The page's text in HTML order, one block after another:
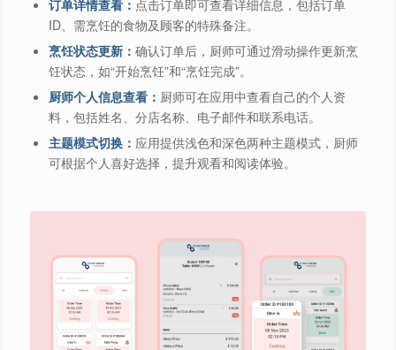
订单详情查看： 点击订单即可查看详细信息，包括订单
ID、需烹饪的食物及顾客的特殊备注。
烹饪状态更新： 确认订单后，厨师可通过滑动操作更新烹
饪状态，如“开始烹饪”和“烹饪完成”。
厨师个人信息查看： 厨师可在应用中查看自己的个人资
料，包括姓名、分店名称、电子邮件和联系电话。
主题模式切换： 应用提供浅色和深色两种主题模式，厨师
可根据个人喜好选择，提升观看和阅读体验。